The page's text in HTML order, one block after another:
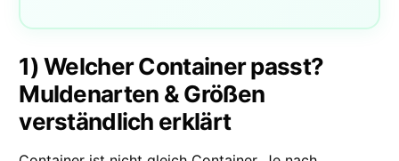
1) Welcher Container passt?
Muldenarten & Größen
verständlich erklärt